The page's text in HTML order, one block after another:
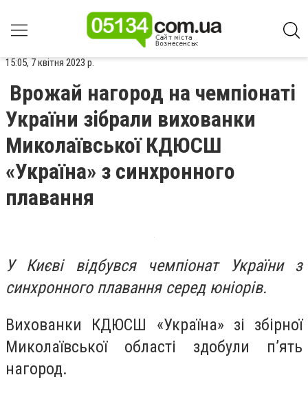
15:05, 7 квітня 2023 р.
Врожай нагород на чемпіонаті
України зібрали вихованки
Миколаївської КДЮСШ
«Україна» з синхронного
плавання
У Києві відбувся чемпіонат України з
синхронного плавання серед юніорів.
Вихованки КДЮСШ «Україна» зі збірної
Миколаївської області здобули п’ять
нагород.